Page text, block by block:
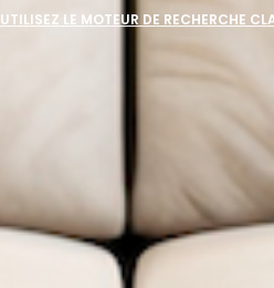
UTILISEZ LE MOTEUR DE RECHERCHE